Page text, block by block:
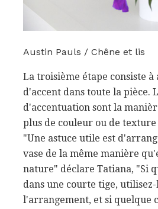
Austin Pauls / Chêne et lis
La troisième étape consiste
d'accent dans toute la pièce.
d'accentuation sont la
plus de couleur ou de
"Une astuce utile est
vase de la même manière
nature" déclare Tatiana, "Si
dans une courte tige,
l'arrangement, et si quelque